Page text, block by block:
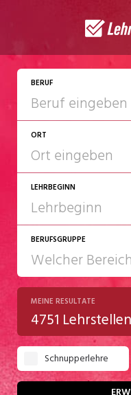
BERUF
ORT
LEHRBEGINN
2027
2028
BERUFSGRUPPE
Chemie/Pharma
Gastgewerbe
Gesundheit/
Handwerk/
MEINE RESULTATE
4751 Lehrstellen
Schnupperlehre